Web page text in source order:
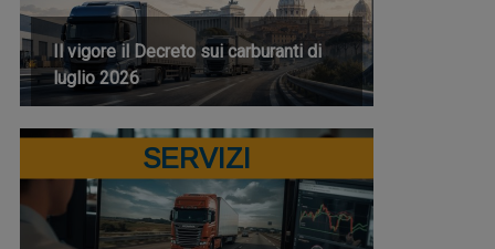
Il vigore il Decreto sui carburanti di
luglio 2026
SERVIZI